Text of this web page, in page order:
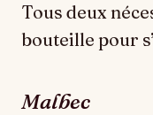
Tous deux
bouteille pour
Malbec